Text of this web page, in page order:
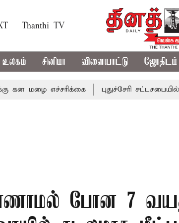
Thanthi TV
உலகம் சினிமா விளையாட்டு ஜோதிடம்
எச்சரிக்கை புதுச்சேரி சட்டசபையில்
போன 7